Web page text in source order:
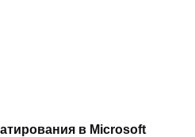
в Microsoft